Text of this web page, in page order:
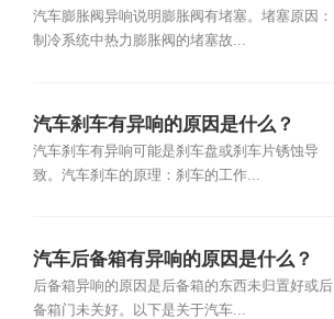
汽车膨胀阀异响说明膨胀阀有堵塞。堵塞原因：
制冷系统中热力膨胀阀的堵塞故...
汽车刹车有异响的原因是什么？
汽车刹车有异响可能是刹车盘或刹车片锈蚀导
致。汽车刹车的原理：刹车的工作...
汽车后备箱有异响的原因是什么？
后备箱异响的原因是后备箱的东西未归置好或后
备箱门未关好。以下是关于汽车...